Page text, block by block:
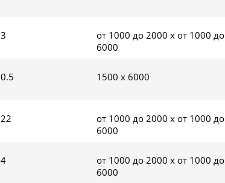
3
от 1000 до 2000 x от 1000 до
6000
0.5 1500 x 6000
22
от 1000 до 2000 x от 1000 до
6000
4
от 1000 до 2000 x от 1000 до
6000